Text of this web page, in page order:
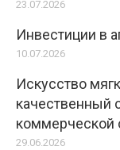
23.07.2026
Инвестиции в
10.07.2026
Искусство
качественный
коммерческой
29.06.2026